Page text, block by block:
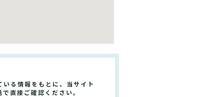
る情報をもとに、当サイト
直接ご確認ください。